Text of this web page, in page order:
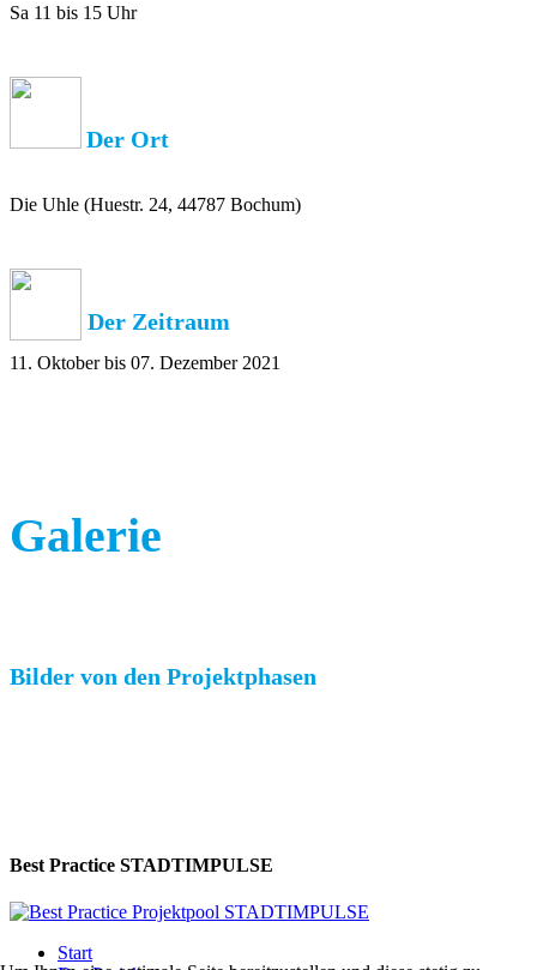
Sa 11 bis 15 Uhr
Der Ort
Die Uhle (Huestr. 24, 44787 Bochum)
Der Zeitraum
11. Oktober bis 07. Dezember 2021
Galerie
Bilder von den Projektphasen
Best Practice STADTIMPULSE
Start